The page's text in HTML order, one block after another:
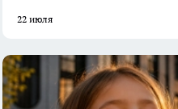
22 июля